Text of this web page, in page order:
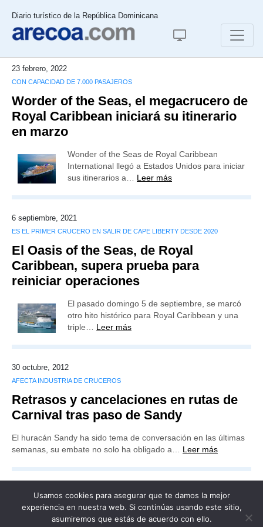
Diario turístico de la República Dominicana
23 febrero, 2022
CON CAPACIDAD DE 7.000 PASAJEROS
Worder of the Seas, el megacrucero de
Royal Caribbean iniciará su itinerario
en marzo
Wonder of the Seas de Royal Caribbean
International llegó a Estados Unidos para iniciar
sus itinerarios a… Leer más
6 septiembre, 2021
ES EL PRIMER CRUCERO EN SALIR DE CAPE LIBERTY DESDE 2020
El Oasis of the Seas, de Royal
Caribbean, supera prueba para
reiniciar operaciones
El pasado domingo 5 de septiembre, se marcó
otro hito histórico para Royal Caribbean y una
triple… Leer más
30 octubre, 2012
AFECTA INDUSTRIA DE CRUCEROS
Retrasos y cancelaciones en rutas de
Carnival tras paso de Sandy
El huracán Sandy ha sido tema de conversación en las últimas
semanas, su embate no solo ha obligado a… Leer más
Usamos cookies para asegurar que te damos la mejor
experiencia en nuestra web. Si continúas usando este sitio,
asumiremos que estás de acuerdo con ello.
Publicidad Redacción Contacto